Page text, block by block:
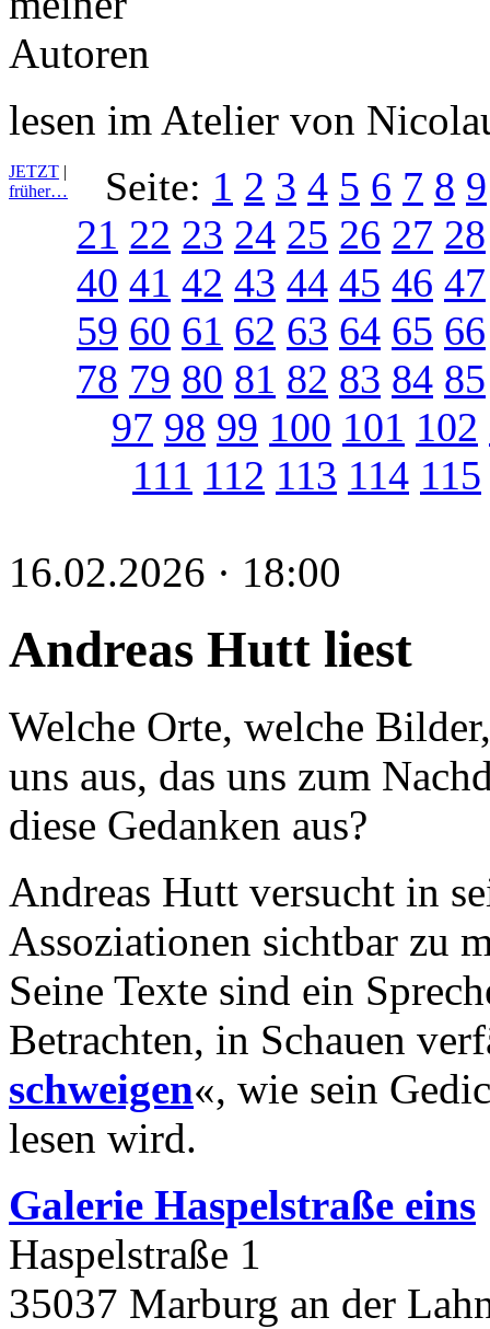
lesen im Atelier von
JETZT |
früher…
Seite: 1 2 3 4 5 6 7 8 9
21 22 23 24 25 26 27 28
40 41 42 43 44 45 46 47
59 60 61 62 63 64 65 66
78 79 80 81 82 83 84 85
97 98 99 100 101 102
111 112 113 114 115
16.02.2026 · 18:00
Andreas Hutt liest
Welche Orte, welche
uns aus, das uns zum
diese Gedanken aus?
Andreas Hutt versucht in
Assoziationen sichtbar zu
Seine Texte sind ein
Betrachten, in Schauen
schweigen«, wie sein
lesen wird.
Galerie Haspelstraße eins
Haspelstraße 1
35037 Marburg an der